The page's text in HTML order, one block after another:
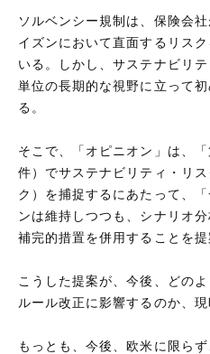
ソルベンシー規制は、保険会
イズンにおいて直面するリス
いる。しかし、サステナビリ
単位の長期的な視野に立って
る。
そこで、「オピニオン」は、
件）でサステナビリティ・リ
ク）を捕捉するにあたって、
ンは維持しつつも、シナリオ
補完的措置を併用することを提
こうした提案が、今後、どの
ルール改正に影響するのか、
もっとも、今後、欧米に限ら